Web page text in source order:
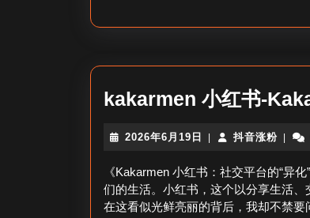
kakarmen 小红书-
2026年6月19日
2026
6
月
19
日
抖音涨粉抖
涨
粉
《Kakarmen 小红书：社交平台的“异
们的生活。小红书，这个以分享生活
在这看似光鲜亮丽的背后，我却不禁